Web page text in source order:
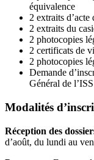
équivalence
2 extraits
2 extraits du
2 photocopies
2 certificats de
2 photocopies
Demande
Général de l’ISS
Modalités
Réception des
d’août, du lundi au